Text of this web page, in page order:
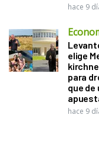
hace 9
elige
para
que
hace 9